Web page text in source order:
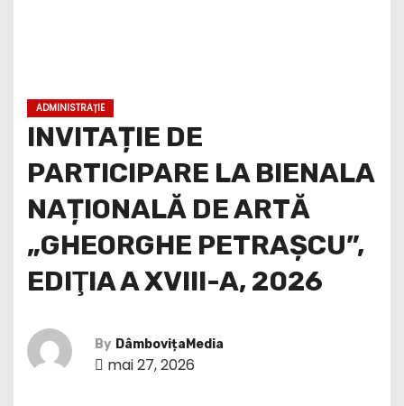
ADMINISTRAȚIE
INVITAȚIE DE
PARTICIPARE LA BIENALA
NAȚIONALĂ DE ARTĂ
„GHEORGHE PETRAȘCU”,
EDIŢIA A XVIII-A, 2026
By DâmbovițaMedia
mai 27, 2026